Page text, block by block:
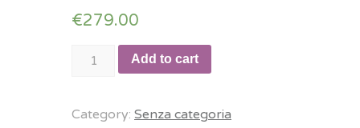
€279.00
HYPNOSISAdd to cart
Category: Senza categoria